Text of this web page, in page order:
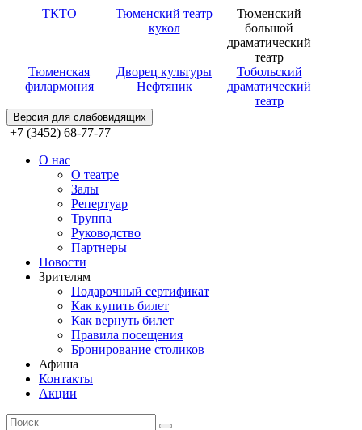
ТКТО
Тюменский театр
кукол
Тюменский
большой
драматический
театр
Тюменская
филармония
Дворец культуры
Нефтяник
Тобольский
драматический
театр
Версия для слабовидящих
+7 (3452) 68-77-77
О нас
О театре
Залы
Репертуар
Труппа
Руководство
Партнеры
Новости
Зрителям
Подарочный сертификат
Как купить билет
Как вернуть билет
Правила посещения
Бронирование столиков
Афиша
Контакты
Акции